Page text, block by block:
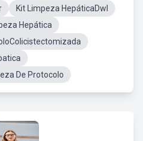
Kit Limpeza HepáticaDwl
Hepática
De Protocolo